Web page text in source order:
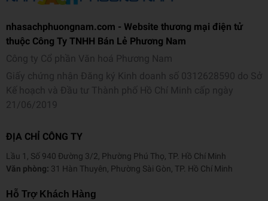
nhasachphuongnam.com - Website thương mại điện tử
thuộc Công Ty TNHH Bán Lẻ Phương Nam
Công ty Cổ phần Văn hoá Phương Nam
Giấy chứng nhận Đăng ký Kinh doanh số 0312628590 do Sở
Kế hoạch và Đầu tư Thành phố Hồ Chí Minh cấp ngày
21/06/2019
ĐỊA CHỈ CÔNG TY
Lầu 1, Số 940 Đường 3/2, Phường Phú Thọ, TP. Hồ Chí Minh
Văn phòng: 31 Hàn Thuyên, Phường Sài Gòn, TP. Hồ Chí Minh
Hỗ Trợ Khách Hàng